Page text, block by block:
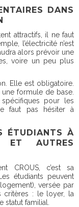
DANS
attractifs, il ne faut
l’électricité n’est
alors prévoir une
voire un peu plus
Elle est obligatoire.
formule de base.
pour les
faut pas hésiter à
ÉTUDIANTS À
AUTRES
CROUS, c’est sa
étudiants peuvent
versée par
critères : le loyer, la
familial.